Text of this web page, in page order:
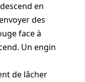
en
des
face à
Un engin
de lâcher